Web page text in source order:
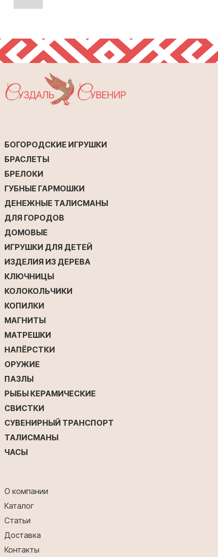
БОГОРОДСКИЕ ИГРУШКИ
БРАСЛЕТЫ
БРЕЛОКИ
ГУБНЫЕ ГАРМОШКИ
ДЕНЕЖНЫЕ ТАЛИСМАНЫ
ДЛЯ ГОРОДОВ
ДОМОВЫЕ
ИГРУШКИ ДЛЯ ДЕТЕЙ
ИЗДЕЛИЯ ИЗ ДЕРЕВА
КЛЮЧНИЦЫ
КОЛОКОЛЬЧИКИ
КОПИЛКИ
МАГНИТЫ
МАТРЕШКИ
НАПЁРСТКИ
ОРУЖИЕ
ПАЗЛЫ
РЫБЫ КЕРАМИЧЕСКИЕ
СВИСТКИ
СУВЕНИРНЫЙ ТРАНСПОРТ
ТАЛИСМАНЫ
ЧАСЫ
О компании
Каталог
Статьи
Доставка
Контакты